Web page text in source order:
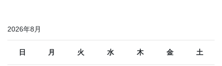
2026年8月
日 月 火 水 木 金 土